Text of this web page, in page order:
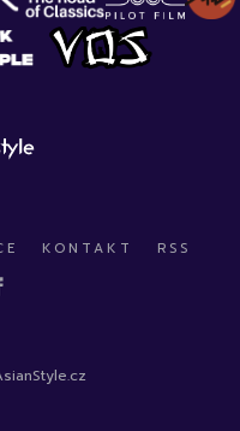
KONTAKT RSS